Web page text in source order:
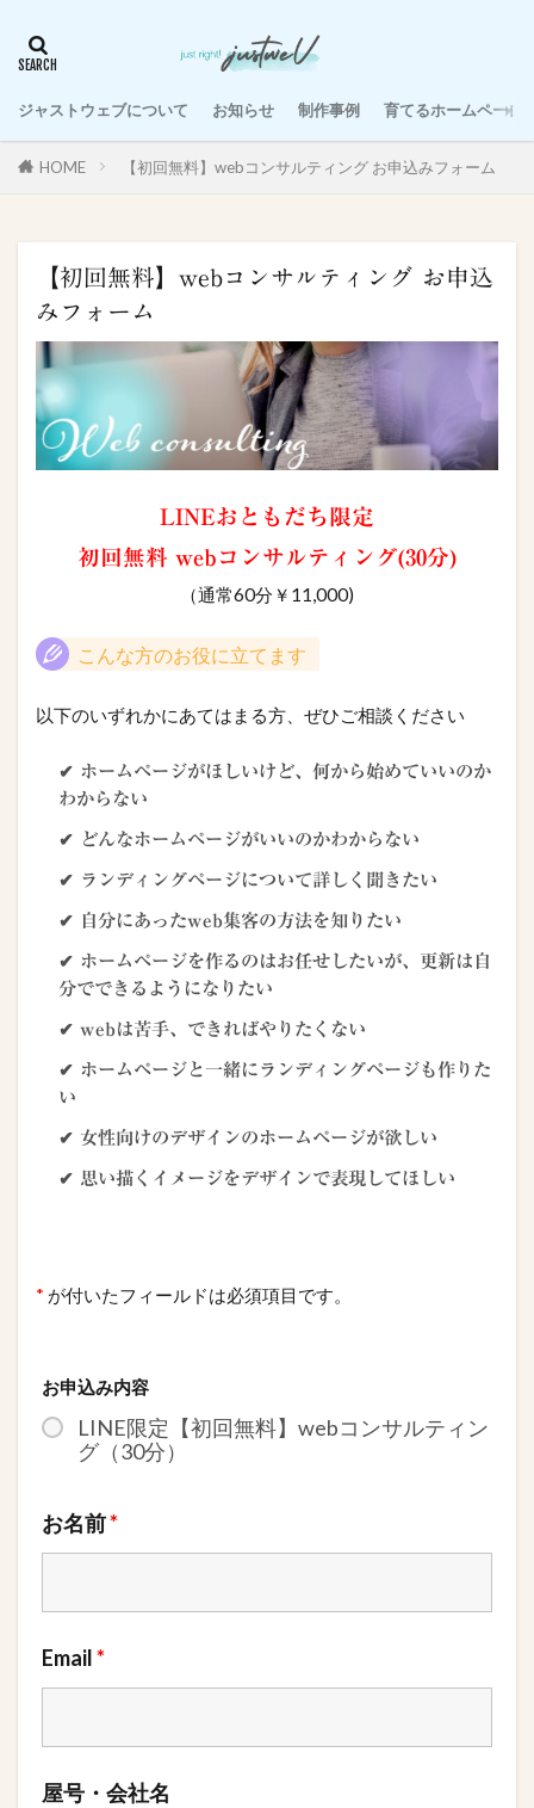
ジャストウェブについて お知らせ 制作事例 育てるホームページ
HOME 【初回無料】webコンサルティング お申込みフォーム
【初回無料】webコンサルティング お申込
みフォーム
LINEおともだち限定
初回無料 webコンサルティング(30分)
（通常60分￥11,000)
こんな方のお役に立てます
以下のいずれかにあてはまる方、ぜひご相談ください
✔ ホームページがほしいけど、何から始めていいのか
わからない
✔ どんなホームページがいいのかわからない
✔ ランディングページについて詳しく聞きたい
✔ 自分にあったweb集客の方法を知りたい
✔ ホームページを作るのはお任せしたいが、更新は自
分でできるようになりたい
✔ webは苦手、できればやりたくない
✔ ホームページと一緒にランディングページも作りた
い
✔ 女性向けのデザインのホームページが欲しい
✔ 思い描くイメージをデザインで表現してほしい
* が付いたフィールドは必須項目です。
お申込み内容
LINE限定【初回無料】webコンサルティン
グ（30分）
お名前*
Email*
屋号・会社名